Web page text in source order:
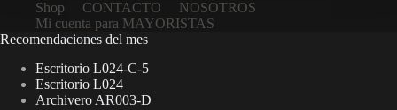
Shop CONTACTO
NOSOTROS
Mi cuenta para MAYORISTAS
Recomendaciones del mes
Escritorio L024-C-5
Escritorio L024
Archivero AR003-D